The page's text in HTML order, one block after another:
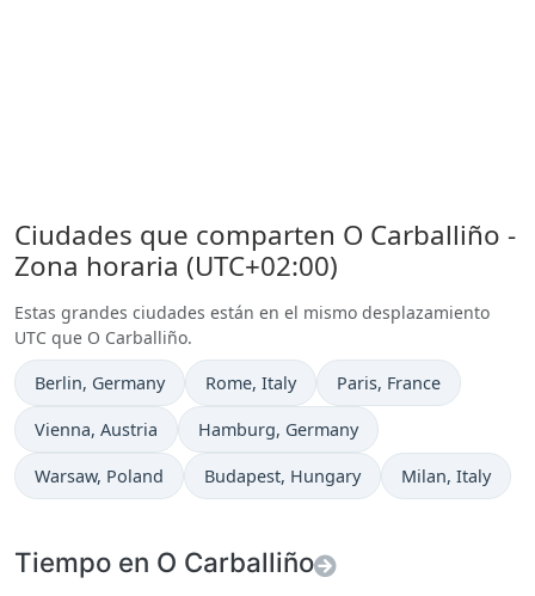
Ciudades que comparten O Carballiño -
Zona horaria (UTC+02:00)
Estas grandes ciudades están en el mismo desplazamiento
UTC que O Carballiño.
Hora actual en
Berlin, Germany Hora actual en
Rome, Italy Hora actual en
Paris, France
Hora actual en
Vienna, Austria Hora actual en
Hamburg, Germany
Hora actual en
Warsaw, Poland Hora actual en
Budapest, Hungary Hora actual en
Milan, Italy
Tiempo en O Carballiño